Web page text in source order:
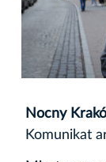
Nocny
Komunikat